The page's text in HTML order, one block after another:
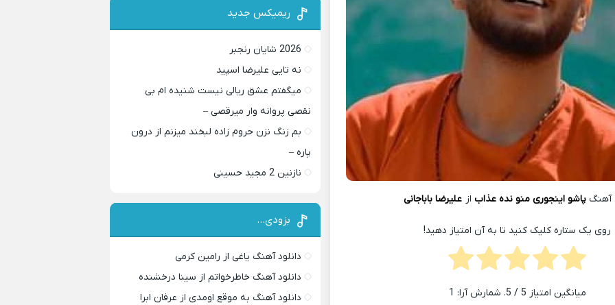
آهنگپاشو اینجوری منو نده عذاب از علیرضا باباجانی
روی یک ستاره کلیک کنید تا به آن امتیاز دهید!
میانگین امتیاز 5 / 5. شمارش آرا: 1
ریمیکس جدید
2026 شایان رنجبر
نه تایی علیرضا اسپید
میگفتم عشق ریالی نیست شنیده ام بی
نقصی پروانه وار میرقصی –
بم زنگ نزن حروم زاده لبخند میزنم از درون
پاره –
نازنین 2 مجید حسینی
بزودی…
دانلود آهنگ یاغی از رامین کرمی
دانلود آهنگ خاطرخواتم از سینا درخشنده
دانلود آهنگ به موقع اومدی از عرفان ابرا